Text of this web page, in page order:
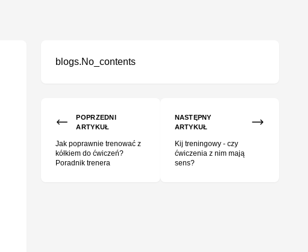
blogs.No_contents
POPRZEDNI
ARTYKUŁ
Jak poprawnie trenować z
kółkiem do ćwiczeń?
Poradnik trenera
NASTĘPNY
ARTYKUŁ
Kij treningowy - czy
ćwiczenia z nim mają
sens?